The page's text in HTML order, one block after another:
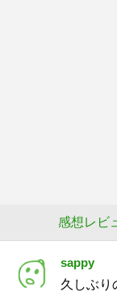
感想レビ
sappy
久しぶり